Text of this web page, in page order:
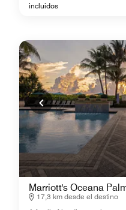
incluidos
Marriott's Oceana
17,3 km desde el destino